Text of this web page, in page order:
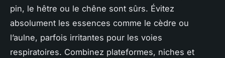
pin, le hêtre ou le chêne sont sûrs. Évitez
absolument les essences comme le cèdre ou
l’aulne, parfois irritantes pour les voies
respiratoires. Combinez plateformes, niches et